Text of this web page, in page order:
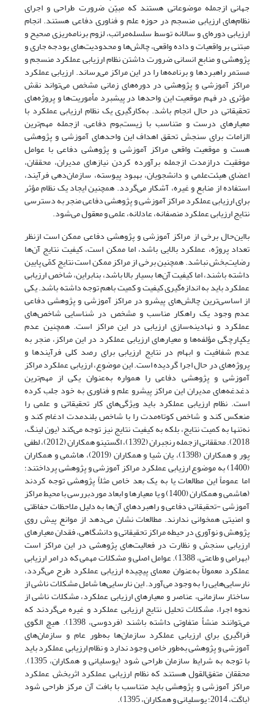
جهانی ازجمله موضوعاتی هستند که مبیّن ضرورت طراحی و اجرای
نظام‌های ارزیابی منسجم در حوزه علم و فناوری دفاعی هستند. انجام
ارزیابی دوره‌ای و سالانه توسط سلسله‌مراتب، لزوم برنامه‌ریزی صحیح و
مبتنی بر واقعیات و داده واقعی، چالش‌ها و محدودیت‌های بودجه جاری و
پژوهشی و منابع انسانی ضرورت داشتن نظام ارزیابی عملکرد منسجم و
مستمر راهبردها و برنامه‌ها را در این مراکز می‌رساند. ارزیابی عملکرد
مراکز آموزشی و پژوهشی در دوره‌های زمانی مشخص ‌می‌تواند نقش
مؤثری در فهم موقعیت این واحدها در پیشبرد مأموریت‌ها و پروژه‌های
تحقیقاتی در حال انجام باشد. به‌کارگیری یک نظام ارزیابی عملکرد با
معیارهای درست و متناسب با زیست‌بوم دفاعی، ‌ازجمله مهم‌ترین
الزامات برای سنجش تحقق اهداف این واحدهای آموزشی و پژوهشی
هست و موقعیت واقعی مراکز آموزشی و پژوهشی دفاعی با ‌عوامل‌
موفقیت‌ درازمدت ازجمله‌ برآورده‌ کردن‌ نیازهای ‌مدیران، محققان،
اعضای هیئت‌علمی و دانشجویان،‌ بهبود ‌پیوسته، ‌سازمان‌دهی‌ فرآیند‌،
استفاده ‌از ‌منابع‌ و ‌غیره، ‌آشکار‌ می‌گردد. همچنین ایجاد یک نظام مؤثر
برای ارزیابی عملکرد مراکز آموزشی و پژوهشی دفاعی منجر به دسترسی
نتایج ارزیابی عملکرد منصفانه، عادلانه، علمی و معقول می‌شود.
بااین‌حال برخی از مراکز آموزشی و پژوهشی دفاعی ممکن است ازنظر
تعداد پروژه، عملکرد بالایی باشد، اما ممکن است، کیفیت نتایج آن‌ها
رضایت‌بخش نباشد. همچنین برخی از مراکز ممکن است نتایج کمّی پایین
داشته باشند، اما کیفیت آن‌ها بسیار بالا باشد، بنابراین، شاخص ارزیابی
عملکرد باید به اندازه‌گیری کیفیت و کمیت باهم توجه داشته باشد. یکی
از اساسی‌ترین چالش‌های پیشرو در مراکز آموزشی و پژوهشی دفاعی
عدم وجود یک راهکار مناسب و مشخص در شناسایی شاخص‌های
عملکرد و نهادینه‌سازی ارزیابی در این مراکز است. همچنین عدم
یکپارچگی مؤلفه‌ها و معیارهای ارزیابی عملکرد در این مراکز، منجر به
عدم شفافیت و ابهام در نتایج ارزیابی برای رصد کلی فرآیندها و
پروژه‌های در حال اجرا گردیده است. این موضوع، ارزیابی عملکرد مراکز
آموزشی و پژوهشی دفاعی را همواره به‌عنوان یکی از مهم‌ترین
دغدغه‌های مدیران این مراکز پیشرو علم و فناوری به خود جلب کرده
است. نظام ارزیابی عملکرد باید ویژگی‌های کار تحقیقاتی و علمی را
منعکس کند و شاخص کوتاه‌مدت را با شاخص بلندمدت ادغام کند و
نه‌تنها به کمیت نتایج، بلکه به کیفیت نتایج نیز توجه می‌‎کند (یون لینگ،
2018). محققانی ازجمله رنجبران (1392)، اگستینو ‌همکاران‌ (2012)، لطفی
پور و همکاران (1398)، یان شیا و همکاران (2019)، هاشمی و همکاران
(1400) به موضوع ارزیابی عملکرد مراکز آموزشی و پژوهشی پرداختند؛
اما عموماً این مطالعات یا به یک بعد خاص مثلاً پژوهشی توجه کردند
(هاشمی و همکاران (1400) و یا معیارها و ابعاد موردبررسی با محیط مراکز
آموزشی -تحقیقاتی دفاعی و راهبردهای آن‌ها به دلیل ملاحظات حفاظتی
و امنیتی همخوانی ندارند. مطالعات نشان می‌دهد از موانع پیش روی
پژوهش و نوآوری در حیطه مراکز تحقیقاتی و دانشگاهی، فقدان معیارهای
ارزیابی سنجش و نظارت در فعالیت‌های پژوهشی در این مراکز است
(بهرامی و طاعتی، 1388). عوامل اصلی و مشکلات مهمی که در امر ارزیابی
عملکرد معمولاً به‌عنوان معمای پیچیده ارزیابی عملکرد طرح می‌گردد،
نارسایی‌هایی را به وجود می‌آورد. این نارسایی‌ها شامل مشکلات ناشی از
ساختار سازمانی، عناصر و معیارهای ارزیابی عملکرد، مشکلات ناشی از
نحوه اجرا، مشکلات تحلیل نتایج ارزیابی عملکرد و غیره می‌گردند که
می‌توانند منشأ متفاوتی داشته باشند (فردوسی، 1398). هیچ الگوی
فراگیری برای ارزیابی عملکرد سازمان‌ها به‌طور عام و سازمان‌های
آموزشی و پژوهشی به‌طور خاص وجود ندارد و نظام ارزیابی عملکرد باید
با توجه به شرایط سازمان طراحی شود (یوسلیانی و همکاران، 1395).
محققان متفق‌القول هستند که نظام ارزیابی عملکرد اثربخش عملکرد
مراکز آموزشی و پژوهشی باید متناسب با بافت آن مرکز طراحی شود
(باگت، 2014؛ یوسلیانی و همکاران، 1395).